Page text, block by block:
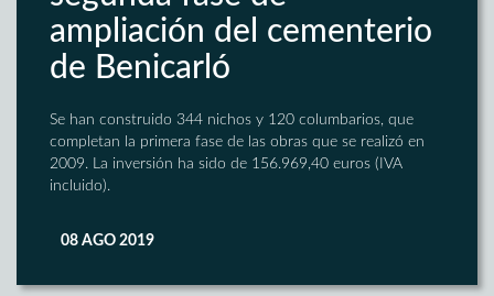
ampliación del cementerio
de Benicarló
Se han construido 344 nichos y 120 columbarios, que
completan la primera fase de las obras que se realizó en
2009. La inversión ha sido de 156.969,40 euros (IVA
incluido).
08 AGO 2019